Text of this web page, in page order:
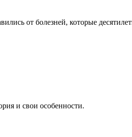
от болезней, которые
и свои особенности.